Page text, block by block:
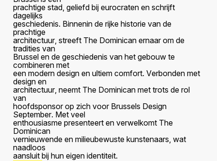
prachtige stad, geliefd bij eurocraten en schrijft
dagelijks
geschiedenis. Binnenin de rijke historie van de
prachtige
architectuur, streeft The Dominican ernaar om de
tradities van
Brussel en de geschiedenis van het gebouw te
combineren met
een modern design en ultiem comfort. Verbonden met
design en
architectuur, neemt The Dominican met trots de rol
van
hoofdsponsor op zich voor Brussels Design
September. Met veel
enthousiasme presenteert en verwelkomt The
Dominican
vernieuwende en milieubewuste kunstenaars wat
naadloos
aansluit bij hun eigen identiteit.